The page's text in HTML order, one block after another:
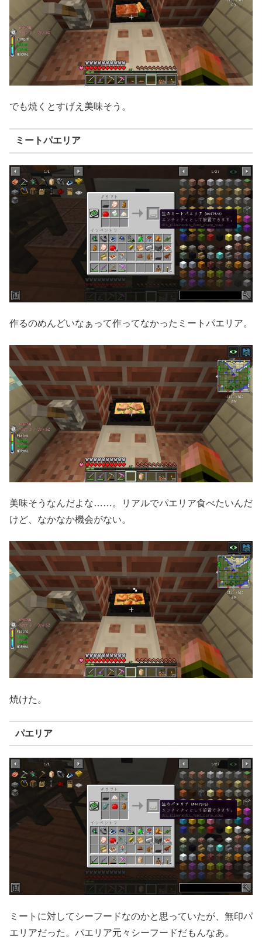
でも焼くとすげえ美味そう。
ミートパエリア
作るのめんどいなぁって作ってなかったミートパエリア。
美味そうなんだよな……。リアルでパエリア食べたいんだ
けど、なかなか機会がない。
焼けた。
パエリア
ミートに対してシーフードなのかと思っていたが、無印パ
エリアだった。パエリア元々シーフードだもんなあ。